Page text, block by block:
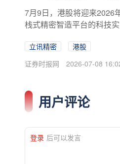
7月9日，港股将迎来2026
栈式精密智造平台的科技
心业务的“三经两纬”构建
全球化发展更进一步，未来
立讯精密
港股
证券时报网
2026-07-08
用户评论
登录 后可以发言